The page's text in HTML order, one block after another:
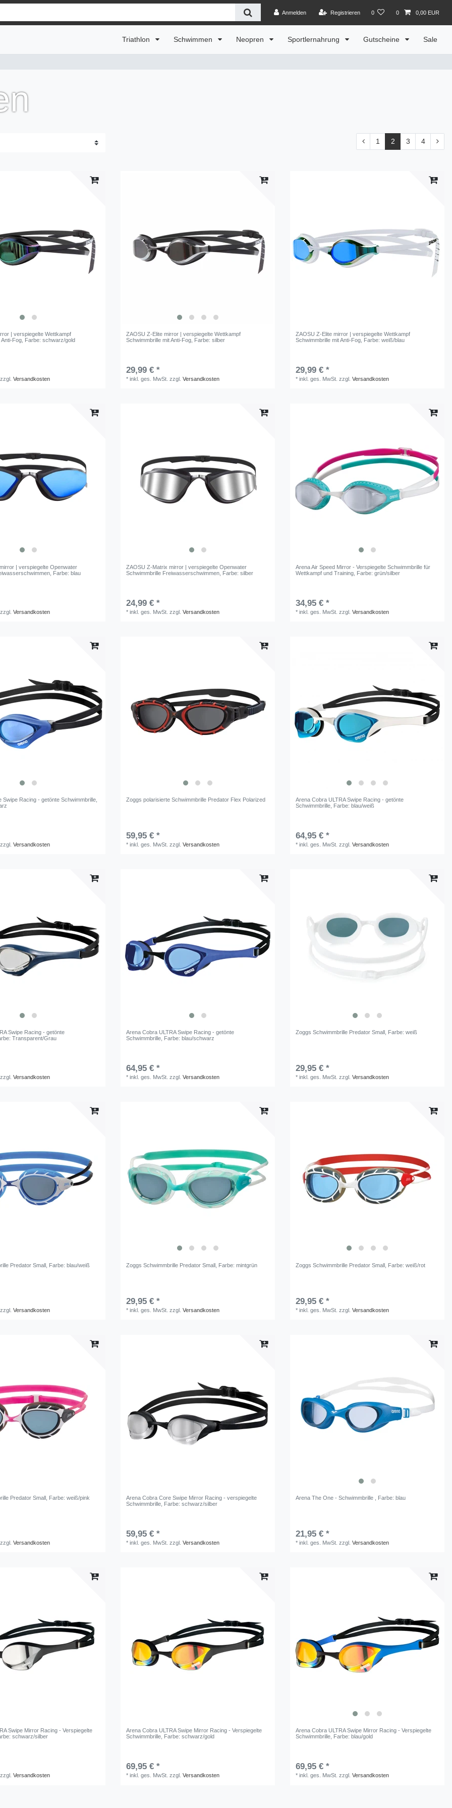
Anmelden Registrieren 0 0 0,00 EUR
Triathlon Schwimmen Neopren Sportlernahrung Gutscheine Sale
1 2 3 4
| verspiegelte Wettkampf
Anti-Fog , Farbe: schwarz/gold
zzgl.Versandkosten
ZAOSU Z-Elite mirror | verspiegelte Wettkampf
Schwimmbrille mit Anti-Fog , Farbe: silber
29,99 € *
*inkl. ges. MwSt. zzgl.Versandkosten
ZAOSU Z-Elite mirror | verspiegelte Wettkampf
Schwimmbrille mit Anti-Fog , Farbe: weiß/blau
29,99 € *
*inkl. ges. MwSt. zzgl.Versandkosten
| verspiegelte Openwater
, Farbe: blau
zzgl.Versandkosten
ZAOSU Z-Matrix mirror | verspiegelte Openwater
Schwimmbrille Freiwasserschwimmen , Farbe: silber
24,99 € *
*inkl. ges. MwSt. zzgl.Versandkosten
Arena Air Speed Mirror - Verspiegelte Schwimmbrille für
Wettkampf und Training , Farbe: grün/silber
34,95 € *
*inkl. ges. MwSt. zzgl.Versandkosten
Swipe Racing - getönte Schwimmbrille
zzgl.Versandkosten
Zoggs polarisierte Schwimmbrille Predator Flex Polarized
59,95 € *
*inkl. ges. MwSt. zzgl.Versandkosten
Arena Cobra ULTRA Swipe Racing - getönte
Schwimmbrille , Farbe: blau/weiß
64,95 € *
*inkl. ges. MwSt. zzgl.Versandkosten
Swipe Racing - getönte
Transparent/Grau
zzgl.Versandkosten
Arena Cobra ULTRA Swipe Racing - getönte
Schwimmbrille , Farbe: blau/schwarz
64,95 € *
*inkl. ges. MwSt. zzgl.Versandkosten
Zoggs Schwimmbrille Predator Small , Farbe: weiß
29,95 € *
*inkl. ges. MwSt. zzgl.Versandkosten
Predator Small , Farbe: blau/weiß
zzgl.Versandkosten
Zoggs Schwimmbrille Predator Small , Farbe: mintgrün
29,95 € *
*inkl. ges. MwSt. zzgl.Versandkosten
Zoggs Schwimmbrille Predator Small , Farbe: weiß/rot
29,95 € *
*inkl. ges. MwSt. zzgl.Versandkosten
Predator Small , Farbe: weiß/pink
zzgl.Versandkosten
Arena Cobra Core Swipe Mirror Racing - verspiegelte
Schwimmbrille , Farbe: schwarz/silber
59,95 € *
*inkl. ges. MwSt. zzgl.Versandkosten
Arena The One - Schwimmbrille , Farbe: blau
21,95 € *
*inkl. ges. MwSt. zzgl.Versandkosten
Swipe Mirror Racing - Verspiegelte
schwarz/silber
zzgl.Versandkosten
Arena Cobra ULTRA Swipe Mirror Racing - Verspiegelte
Schwimmbrille, Farbe: schwarz/gold
69,95 € *
*inkl. ges. MwSt. zzgl.Versandkosten
Arena Cobra ULTRA Swipe Mirror Racing - Verspiegelte
Schwimmbrille, Farbe: blau/gold
69,95 € *
*inkl. ges. MwSt. zzgl.Versandkosten